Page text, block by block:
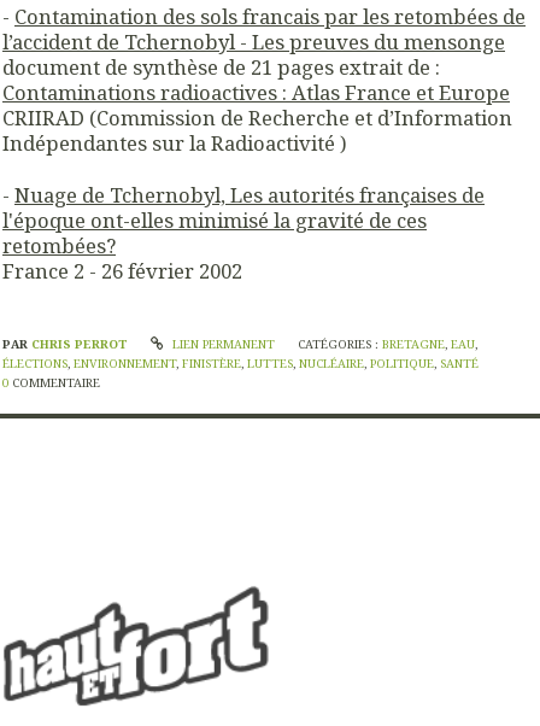
- Contamination des sols francais par les retombées de
l’accident de Tchernobyl - Les preuves du mensonge
document de synthèse de 21 pages extrait de :
Contaminations radioactives : Atlas France et Europe
CRIIRAD (Commission de Recherche et d’Information
Indépendantes sur la Radioactivité )
- Nuage de Tchernobyl, Les autorités françaises de
l'époque ont-elles minimisé la gravité de ces
retombées?
France 2 - 26 février 2002
PAR CHRIS PERROT LIEN PERMANENT CATÉGORIES :BRETAGNE,EAU,
ÉLECTIONS, ENVIRONNEMENT, FINISTÈRE, LUTTES, NUCLÉAIRE, POLITIQUE, SANTÉ
0 COMMENTAIRE